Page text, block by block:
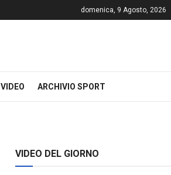
domenica, 9 Agosto, 2026
VIDEO ARCHIVIO SPORT
VIDEO DEL GIORNO